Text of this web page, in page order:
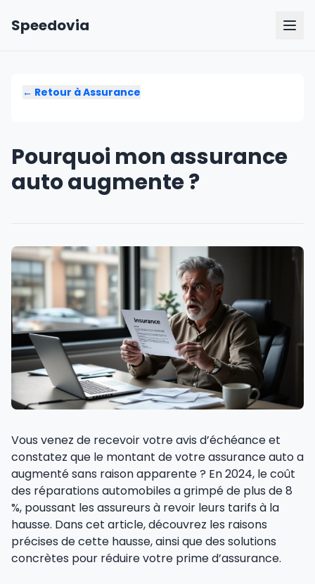
Speedovia
← Retour àAssurance
Pourquoi mon assurance
auto augmente ?
Vous venez de recevoir votre avis d’échéance et
constatez que le montant de votre assurance auto a
augmenté sans raison apparente ? En 2024, le coût
des réparations automobiles a grimpé de plus de 8
%, poussant les assureurs à revoir leurs tarifs à la
hausse. Dans cet article, découvrez les raisons
précises de cette hausse, ainsi que des solutions
concrètes pour réduire votre prime d’assurance.